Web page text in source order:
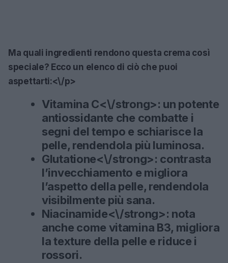
Ma quali ingredienti rendono questa crema così
speciale? Ecco un elenco di ciò che puoi
aspettarti:<\/p>
Vitamina C<\/strong>: un potente
antiossidante che combatte i
segni del tempo e schiarisce la
pelle, rendendola più luminosa.
Glutatione<\/strong>: contrasta
l’invecchiamento e migliora
l’aspetto della pelle, rendendola
visibilmente più sana.
Niacinamide<\/strong>: nota
anche come vitamina B3, migliora
la texture della pelle e riduce i
rossori.